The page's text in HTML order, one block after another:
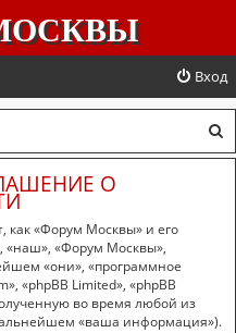
Вход
о
О
как «Форум Москвы» и его
«наш», «Форум Москвы»,
«они», «программное
«phpBB Limited», «phpBB
во время любой из
«ваша информация»).